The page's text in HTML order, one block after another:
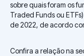
sobre quais foram os
Traded Funds ou
de 2022, de acordo
Confira a relação na